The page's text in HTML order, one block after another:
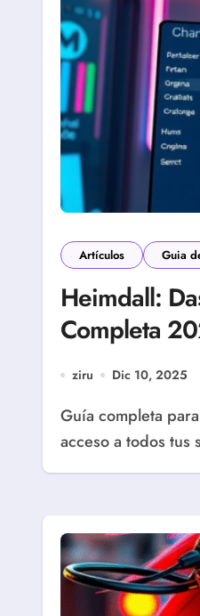
Artículos Guia
Heimdall:
Completa
ziru Dic 10, 2025
Guía completa para instalar y configurar Heimdall, el dashboard self-hosted que centraliza el
acceso a todos